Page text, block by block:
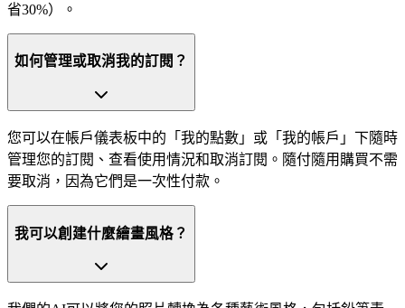
省30%）。
如何管理或取消我的訂閱？
您可以在帳戶儀表板中的「我的點數」或「我的帳戶」下隨時
管理您的訂閱、查看使用情況和取消訂閱。隨付隨用購買不需
要取消，因為它們是一次性付款。
我可以創建什麼繪畫風格？